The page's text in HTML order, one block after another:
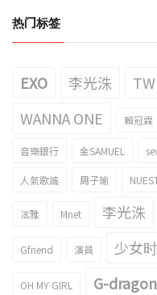
热门标签
EXO 李光洙
WANNA ONE 賴冠霖
音樂銀行 金SAMUEL
人氣歌謠 周子瑜
泫雅 Mnet 李光洙
Gfriend 演員 少女
OH MY GIRL G-dragon